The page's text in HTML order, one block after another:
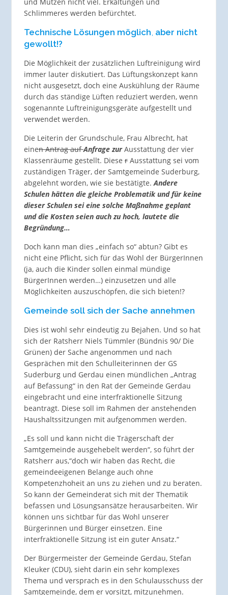
Schlimmeres werden befürchtet.
Technische Lösungen möglich aber nicht
gewollt!?
Die Möglichkeit der zusätzlichen Luftreinigung wird
immer lauter diskutiert. Das Lüftungskonzept kann
nicht ausgesetzt, doch eine Auskühlung der Räume
durch das ständige Lüften reduziert werden, wenn
sogenannte Luftreinigungsgeräte aufgestellt und
verwendet werden.
Die Leiterin der Grundschule, Frau Albrecht, hat
einen Antrag aufAnfrage zurAusstattung der vier
Klassenräume gestellt. Diese rAusstattung sei vom
zuständigen Träger, der Samtgemeinde Suderburg,
abgelehnt worden, wie sie bestätigte. Andere
Schulen hätten die gleiche Problematik und für keine
dieser Schulen sei eine solche Maßnahme geplant
und die Kosten seien auch zu hoch, lautete die
Begründung…
Doch kann man dies „einfach so“ abtun? Gibt es
nicht eine Pflicht, sich für das Wohl der BürgerInnen
(ja, auch die Kinder sollen einmal mündige
BürgerInnen werden…) einzusetzen und alle
Möglichkeiten auszuschöpfen, die sich bieten!?
Gemeinde soll sich der Sache annehmen
Dies ist wohl sehr eindeutig zu Bejahen. Und so hat
sich der Ratsherr Niels Tümmler (Bündnis 90/ Die
Grünen) der Sache angenommen und nach
Gesprächen mit den Schulleiterinnen der GS
Suderburg und Gerdau einen mündlichen „Antrag
auf Befassung“ in den Rat der Gemeinde Gerdau
eingebracht und eine interfraktionelle Sitzung
beantragt. Diese soll im Rahmen der anstehenden
Haushaltssitzungen mit aufgenommen werden.
„Es soll und kann nicht die Trägerschaft der
Samtgemeinde ausgehebelt werden“, so führt der
Ratsherr aus,“doch wir haben das Recht, die
gemeindeeigenen Belange auch ohne
Kompetenzhoheit an uns zu ziehen und zu beraten.
So kann der Gemeinderat sich mit der Thematik
befassen und Lösungsansätze herausarbeiten. Wir
können uns sichtbar für das Wohl unserer
Bürgerinnen und Bürger einsetzen. Eine
interfraktionelle Sitzung ist ein guter Ansatz.“
Der Bürgermeister der Gemeinde Gerdau, Stefan
Kleuker (CDU), sieht darin ein sehr komplexes
Thema und versprach es in den Schulausschuss der
Samtgemeinde, dem er vorsitzt, mitzunehmen.